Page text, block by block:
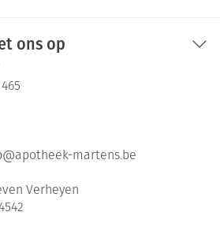
ons op
apotheek-martens.be
Verheyen